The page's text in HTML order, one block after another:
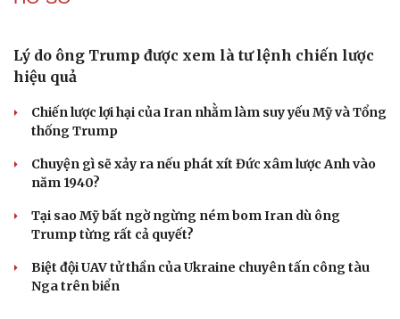
Mỹ sẽ có học thuyết hạt nhân mới đối phó với Trung
Quốc và Nga
Lỗ hổng khiến phòng không Ukraine đuối sức trước
mưa tên lửa Nga
Hai điểm nóng Iran và Ukraine làm trầm trọng thêm
Iran tranh thủ “khoảng ngừng” giao tranh với Mỹ để
củng cố sức mạnh quân sự
CUỘC SỐNG ĐÓ ĐÂY